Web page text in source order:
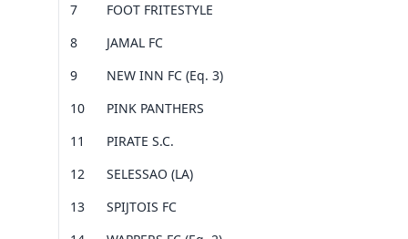
7
FOOT FRITESTYLE
8
JAMAL FC
9
NEW INN FC (Eq. 3)
10
PINK PANTHERS
11
PIRATE S.C.
12
SELESSAO (LA)
13
SPIJTOIS FC